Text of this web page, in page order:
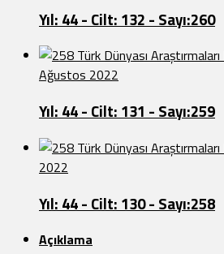
Yıl: 44 - Cilt: 132 - Sayı:260
Türk Dünyası
Ağustos 2022
Yıl: 44 - Cilt: 131 - Sayı:259
Türk Dünyası
2022
Yıl: 44 - Cilt: 130 - Sayı:258
Açıklama